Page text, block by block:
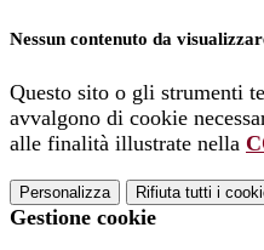
Nessun contenuto da
Questo sito o gli strumenti
avvalgono di cookie
alle finalità illustrate nella
Personalizza Rifiuta tutti i
Gestione cookie